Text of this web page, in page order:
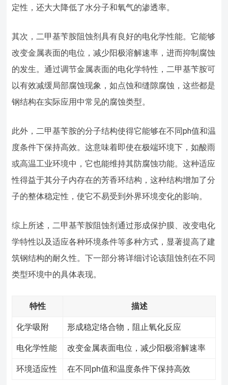
定性，还大大降低了水分子和氧气的渗透率。
其次，二甲基苄胺阻蚀剂具有良好的电化学性能。它能够
改变金属表面的电位，减少阳极溶解速率，进而抑制腐蚀
的发生。通过调节金属表面的电化学特性，二甲基苄胺可
以有效减缓局部腐蚀现象，如点蚀和缝隙腐蚀，这些都是
钢结构在实际应用中常见的腐蚀类型。
此外，二甲基苄胺的分子结构使得它能够在不同ph值和温
度条件下保持高效。这意味着即使在极端环境下，如酸雨
或高温工业环境中，它也能维持其防腐蚀功能。这种适应
性得益于其分子内存在的芳香环结构，这种结构增加了分
子的整体稳定性，使它不易受到外界环境变化的影响。
综上所述，二甲基苄胺阻蚀剂通过形成保护膜、改变电化
学特性以及适应各种环境条件等多种方式，显著提高了建
筑钢结构的耐久性。下一部分将详细讨论该阻蚀剂在不同
类型环境中的具体表现。
特性 描述
化学吸附 形成稳定络合物，阻止氧化反应
电化学性能 改变金属表面电位，减少阳极溶解速率
环境适应性 在不同ph值和温度条件下保持高效